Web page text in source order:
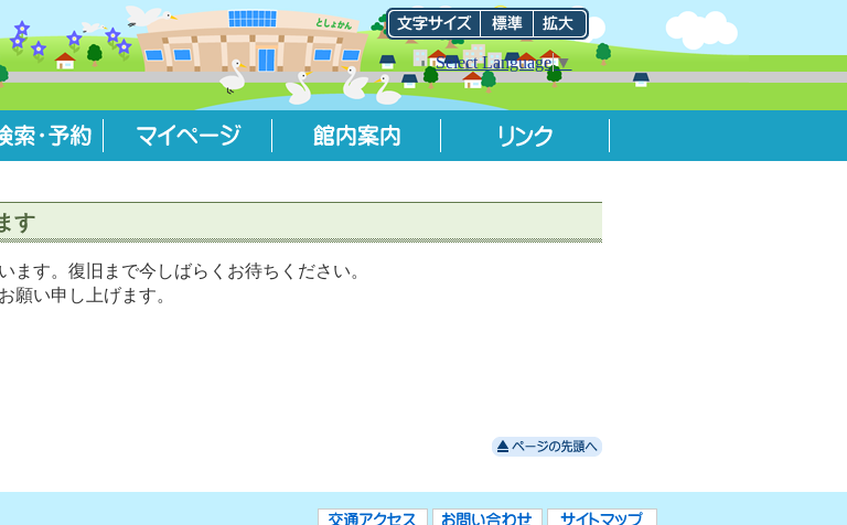
Select Language▼
す
す。復旧まで今しばらくお待ちください。
願い申し上げます。